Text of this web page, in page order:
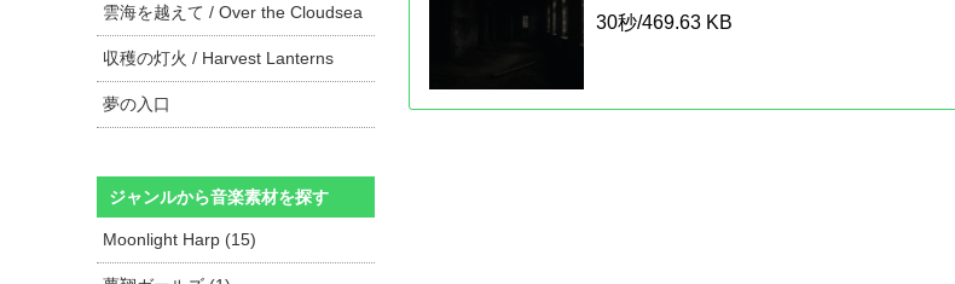
30秒/469.63 KB
雲海を越えて / Over the Cloudsea
収穫の灯火 / Harvest Lanterns
夢の入口
ジャンルから音楽素材を探す
Moonlight Harp (15)